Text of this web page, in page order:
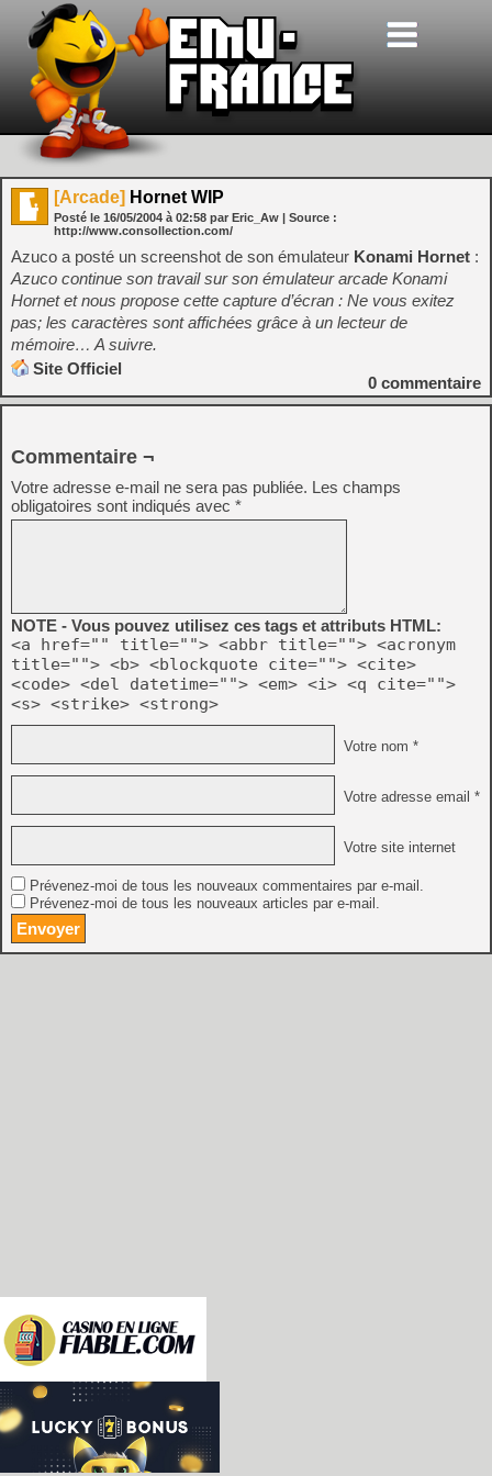
[Arcade] Hornet WIP
Posté le 16/05/2004 à 02:58 par Eric_Aw | Source :
http://www.consollection.com/
Azuco a posté un screenshot de son émulateur Konami Hornet :
Azuco continue son travail sur son émulateur arcade Konami
Hornet et nous propose cette capture d’écran : Ne vous exitez
pas; les caractères sont affichées grâce à un lecteur de
mémoire… A suivre.
Site Officiel
0 commentaire
Commentaire ¬
Votre adresse e-mail ne sera pas publiée. Les champs
obligatoires sont indiqués avec *
NOTE - Vous pouvez utilisez ces tags et attributs HTML:
<a href="" title=""> <abbr title=""> <acronym
title=""> <b> <blockquote cite=""> <cite>
<code> <del datetime=""> <em> <i> <q cite="">
<s> <strike> <strong>
Votre nom *
Votre adresse email *
Votre site internet
Prévenez-moi de tous les nouveaux commentaires par e-mail.
Prévenez-moi de tous les nouveaux articles par e-mail.